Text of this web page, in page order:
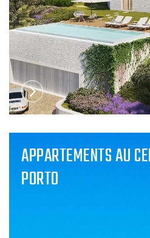
APPARTEMENTS AU
PORTO